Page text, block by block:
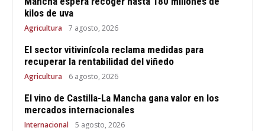
kilos de uva
Agricultura 7 agosto, 2026
El sector vitivinícola reclama medidas para
recuperar la rentabilidad del viñedo
Agricultura 6 agosto, 2026
El vino de Castilla-La Mancha gana valor en los
mercados internacionales
Internacional 5 agosto, 2026